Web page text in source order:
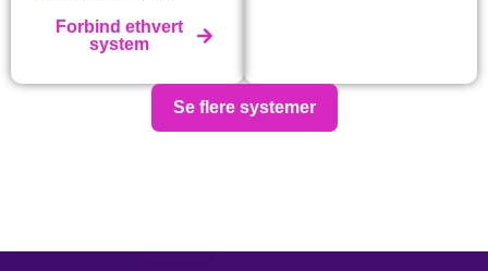
Forbind ethvert
system
Se flere systemer